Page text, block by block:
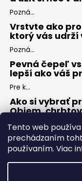
Tento web
prechádzaním
používaním. Viac
Pozná...
Vrstvte ako
ktorý vás udrží
Pozná...
Pevná čepeľ
lepší ako váš
Pre k...
Ako si vybrať
Objem,
Keď s...
ARCHÍV